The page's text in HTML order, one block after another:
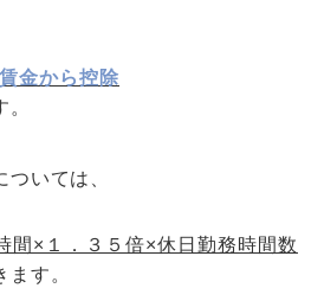
賃金から控除
いては、
間×１．３５倍×休日勤務時間数
す。